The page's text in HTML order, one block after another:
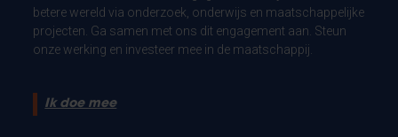
betere wereld via onderzoek, onderwijs en maatschappelijke
projecten. Ga samen met ons dit engagement aan. Steun
onze werking en investeer mee in de maatschappij.
Ik doe mee